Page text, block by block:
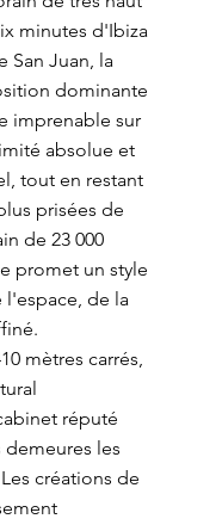
minutes d'Ibiza
San Juan, la
dominante
imprenable sur
absolue et
tout en restant
prisées de
de 23 000
promet un style
l'espace, de la
mètres carrés,
réputé
les
créations de